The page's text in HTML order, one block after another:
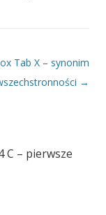
Tab X – synonim
→
C – pierwsze